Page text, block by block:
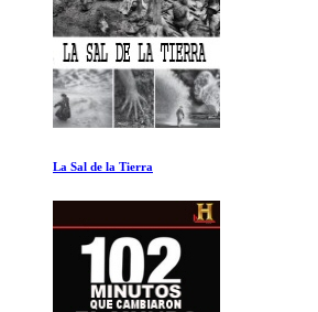
La Velocidad de la Luz